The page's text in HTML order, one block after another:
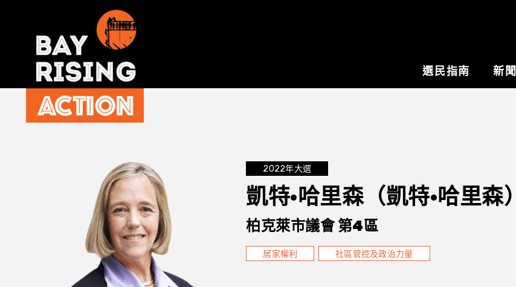
選民指南 新
2022年大選
凱特·哈里森（凱特·哈里森）
柏克萊市議會 第4區
居家權利 社區管控及政治力量